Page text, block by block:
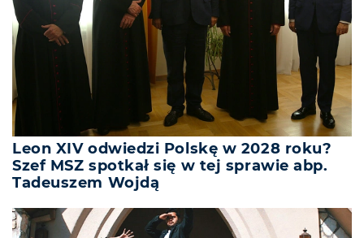
Leon XIV odwiedzi Polskę w 2028 roku?
Szef MSZ spotkał się w tej sprawie abp.
Tadeuszem Wojdą